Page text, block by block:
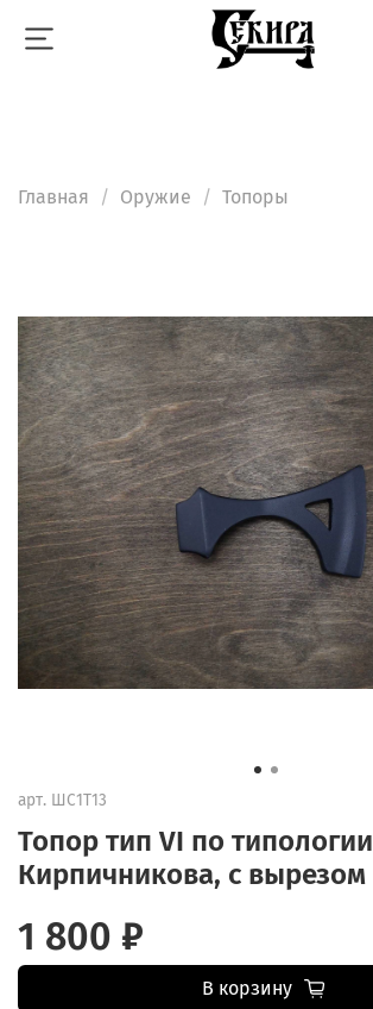
Главная Оружие Топоры
арт. ШС1Т13
Топор тип VI по
Кирпичникова, с вырезом
1 800 ₽
В корзину